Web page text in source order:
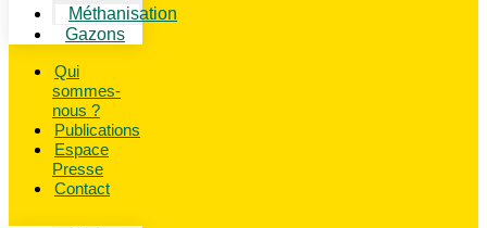
Méthanisation
Gazons
Qui
sommes-
nous ?
Publications
Espace
Presse
Contact